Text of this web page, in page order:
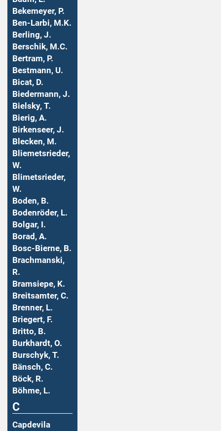
Bekemeyer, P.
Ben-Larbi, M.K.
Berling, J.
Berschik, M.C.
Bertram, P.
Bestmann, U.
Bicat, D.
Biedermann, J.
Bielsky, T.
Bierig, A.
Birkenseer, J.
Blecken, M.
Bliemetsrieder,
W.
Blimetsrieder,
W.
Boden, B.
Bodenröder, L.
Bolgar, I.
Borad, A.
Bosc-Bierne, B.
Brachmanski,
R.
Bramsiepe, K.
Breitsamter, C.
Brenner, L.
Briegert, F.
Britto, B.
Burkhardt, O.
Burschyk, T.
Bänsch, C.
Böck, R.
Böhme, L.
C
Capdevila